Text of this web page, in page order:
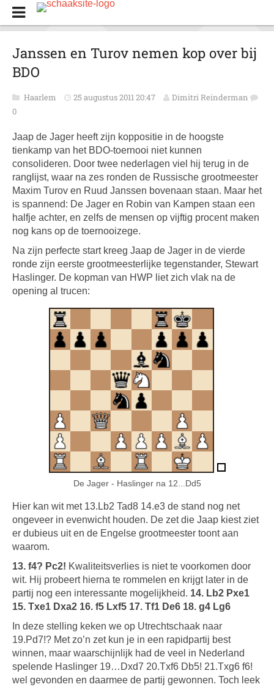
Janssen en Turov nemen kop over bij
BDO
Haarlem 25 augustus 2011 20:47
Dimitri Reinderman
0
Jaap de Jager heeft zijn koppositie in de hoogste
tienkamp van het BDO-toernooi niet kunnen
consolideren. Door twee nederlagen viel hij terug in de
ranglijst, waar na zes ronden de Russische grootmeester
Maxim Turov en Ruud Janssen bovenaan staan. Maar het
is spannend: De Jager en Robin van Kampen staan een
halfje achter, en zelfs de mensen op vijftig procent maken
nog kans op de toernooizege.
Na zijn perfecte start kreeg Jaap de Jager in de vierde
ronde zijn eerste grootmeesterlijke tegenstander, Stewart
Haslinger. De kopman van HWP liet zich vlak na de
opening al trucen:
De Jager - Haslinger na 12...Dd5
Hier kan wit met 13.Lb2 Tad8 14.e3 de stand nog net
ongeveer in evenwicht houden. De zet die Jaap kiest ziet
er dubieus uit en de Engelse grootmeester toont aan
waarom.
13. f4? Pc2! Kwaliteitsverlies is niet te voorkomen door
wit. Hij probeert hierna te rommelen en krijgt later in de
partij nog een interessante mogelijkheid. 14. Lb2 Pxe1
15. Txe1 Dxa2 16. f5 Lxf5 17. Tf1 De6 18. g4 Lg6
In deze stelling keken we op Utrechtschaak naar
19.Pd7!? Met zo’n zet kun je in een rapidpartij best
winnen, maar waarschijnlijk had de veel in Nederland
spelende Haslinger 19…Dxd7 20.Txf6 Db5! 21.Txg6 f6!
wel gevonden en daarmee de partij gewonnen. Toch leek